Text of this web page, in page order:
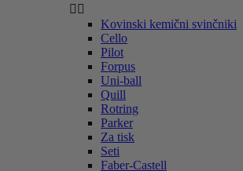
 
Kovinski kemični svinčniki
Cello
Pilot
Forpus
Uni-ball
Quill
Rotring
Parker
Za tisk
Seti
Faber-Castell